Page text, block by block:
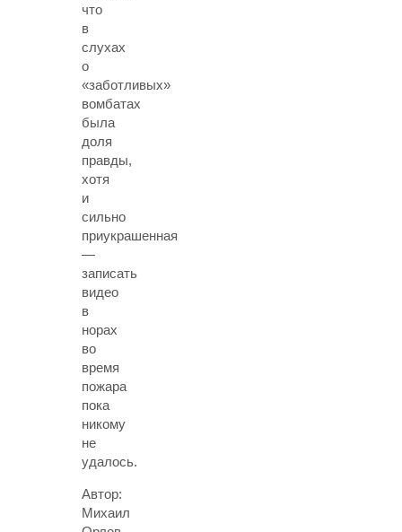
что
в
слухах
о
«заботливых»
вомбатах
была
доля
правды,
хотя
и
сильно
приукрашенная
—
записать
видео
в
норах
во
время
пожара
пока
никому
не
удалось.
Автор:
Михаил